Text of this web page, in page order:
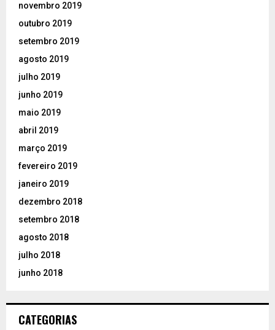
novembro 2019
outubro 2019
setembro 2019
agosto 2019
julho 2019
junho 2019
maio 2019
abril 2019
março 2019
fevereiro 2019
janeiro 2019
dezembro 2018
setembro 2018
agosto 2018
julho 2018
junho 2018
CATEGORIAS